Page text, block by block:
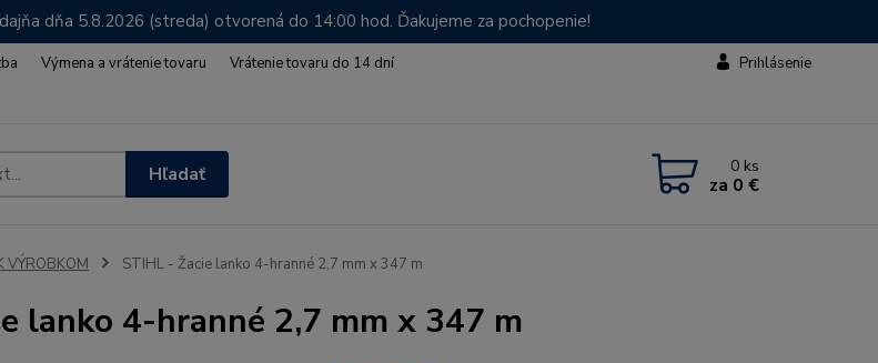
dňa 5.8.2026 (streda) otvorená do 14:00 hod. Ďakujeme za pochopenie!
Výmena a vrátenie tovaru
Vrátenie tovaru do 14 dní
Prihlásenie
Hľadať 0 ks
za 0 €
VÝROBKOM STIHL - Žacie lanko 4-hranné 2,7 mm x 347 m
lanko 4-hranné 2,7 mm x 347 m